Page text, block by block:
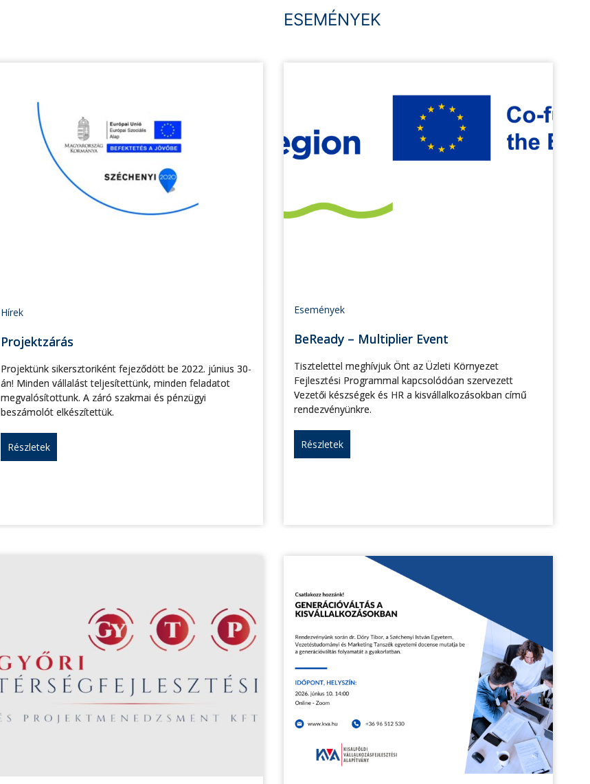
Hírek
Projektzárás
Projektünk sikersztoriként fejeződött be 2022. június 30-
án! Minden vállalást teljesítettünk, minden feladatot
megvalósítottunk. A záró szakmai és pénzügyi
beszámolót elkészítettük.
Részletek
ESEMÉNYEK
Események
BeReady – Multiplier Event
Tisztelettel meghívjuk Önt az Üzleti Környezet
Fejlesztési Programmal kapcsolódóan szervezett
Vezetői készségek és HR a kisvállalkozásokban című
rendezvényünkre.
Részletek